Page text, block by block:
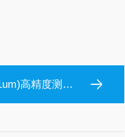
高精度测厚仪